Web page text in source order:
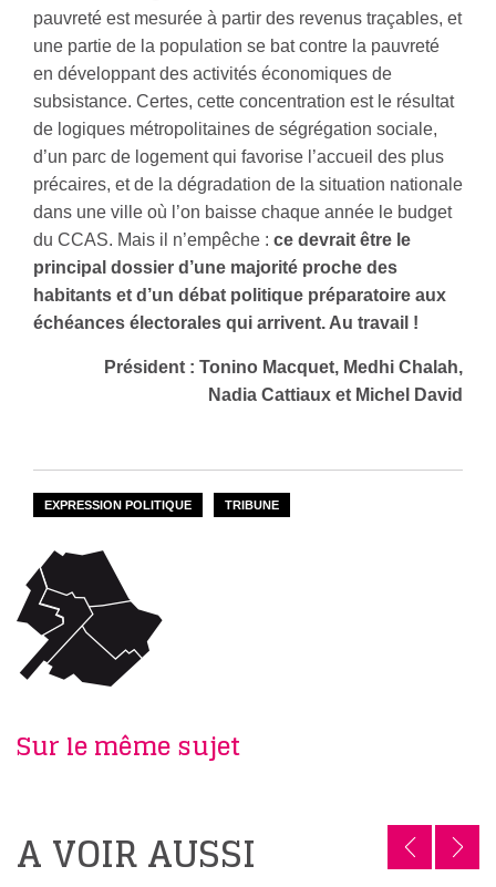
pauvreté est mesurée à partir des revenus traçables, et
une partie de la population se bat contre la pauvreté
en développant des activités économiques de
subsistance. Certes, cette concentration est le résultat
de logiques métropolitaines de ségrégation sociale,
d’un parc de logement qui favorise l’accueil des plus
précaires, et de la dégradation de la situation nationale
dans une ville où l’on baisse chaque année le budget
du CCAS. Mais il n’empêche : ce devrait être le
principal dossier d’une majorité proche des
habitants et d’un débat politique préparatoire aux
échéances électorales qui arrivent. Au travail !
Président : Tonino Macquet, Medhi Chalah,
Nadia Cattiaux et Michel David
EXPRESSION POLITIQUE TRIBUNE
Sur le même sujet
A VOIR AUSSI